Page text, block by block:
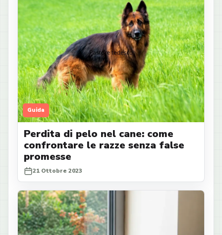
Guida
Perdita di pelo nel cane: come
confrontare le razze senza false
promesse
21 Ottobre 2023